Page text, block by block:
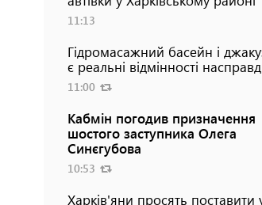
11:13
Гідромасажний басейн і
є реальні відмінності
11:00
Кабмін погодив призначення
шостого заступника Олега
Синєгубова
10:53
Харків'яни просять поставити